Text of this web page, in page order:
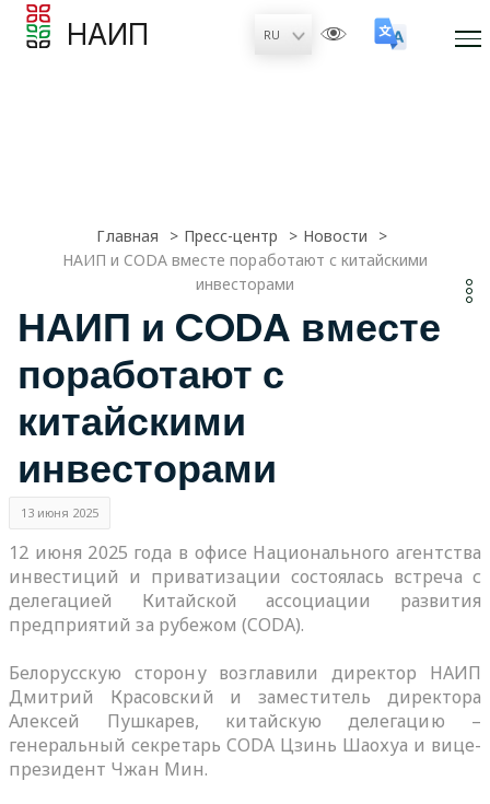
НАИП
Главная Пресс-центр
Новости
НАИП и CODA вместе поработают с китайскими
инвесторами
НАИП и CODA вместе
поработают с
китайскими
инвесторами
13 июня 2025
12 июня 2025 года в офисе Национального агентства
инвестиций и приватизации состоялась встреча с
делегацией Китайской ассоциации развития
предприятий за рубежом (CODA).
Белорусскую сторону возглавили директор НАИП
Дмитрий Красовский и заместитель директора
Алексей Пушкарев, китайскую делегацию –
генеральный секретарь CODA Цзинь Шаохуа и вице-
президент Чжан Мин.